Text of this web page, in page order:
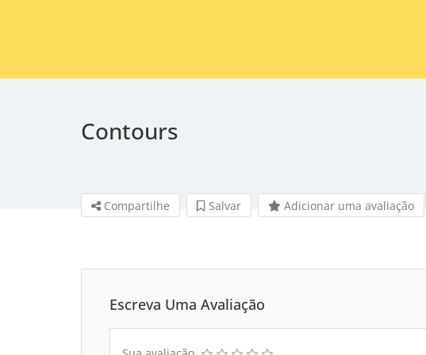
Contours
Compartilhe Salvar Adicionar uma avaliação
Escreva Uma Avaliação